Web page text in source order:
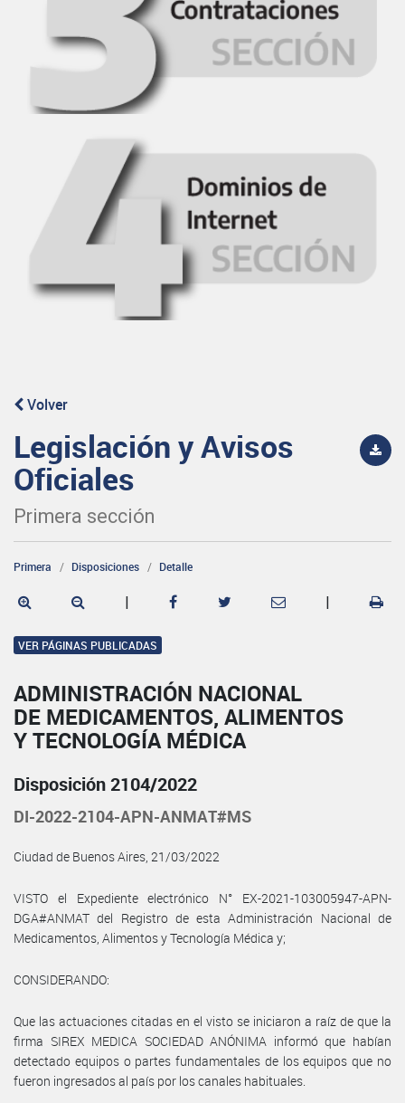
Volver
Legislación y Avisos
Oficiales
Primera sección
Primera Disposiciones Detalle
| |
VER PÁGINAS PUBLICADAS
ADMINISTRACIÓN NACIONAL
DE MEDICAMENTOS, ALIMENTOS
Y TECNOLOGÍA MÉDICA
Disposición 2104/2022
DI-2022-2104-APN-ANMAT#MS
Ciudad de Buenos Aires, 21/03/2022
VISTO el Expediente electrónico N° EX-2021-103005947-APN-
DGA#ANMAT del Registro de esta Administración Nacional de
Medicamentos, Alimentos y Tecnología Médica y;
CONSIDERANDO:
Que las actuaciones citadas en el visto se iniciaron a raíz de que la
firma SIREX MEDICA SOCIEDAD ANÓNIMA informó que habían
detectado equipos o partes fundamentales de los equipos que no
fueron ingresados al país por los canales habituales.